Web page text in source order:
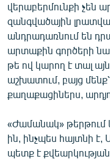
ՁԳՏԵԼՈՎ
ՓՈԴՔԱՍԹ
Հայերեն
English
ՀԵՏԵՎԵՔ ՄԵԶ
վերաբերմունքի չեն
զանգվածային
անդրադառնում են
արտաքին գործերի
թե ով կարող է տալ
աշխատում, բայց
քաղաքացիներս,
«Ժամանակ» թերթում
ին, ինչպես հայտնի է,
պետք է